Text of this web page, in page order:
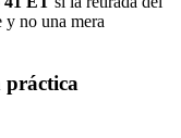
y no una mera
práctica